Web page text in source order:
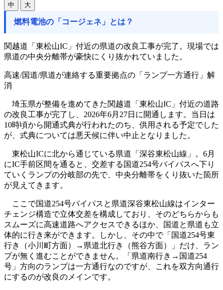
中 大
燃料電池の「コージェネ」とは？
関越道「東松山IC」付近の県道の改良工事が完了。現場では
県道の中央分離帯が豪快にくり抜かれていました。
高速/国道/県道が連絡する重要拠点の「ランプ一方通行」解
消
埼玉県が整備を進めてきた関越道「東松山IC」付近の道路
の改良工事が完了し、2026年6月27日に開通します。当日は
10時頃から開通式典が行われたのち、供用される予定でした
が、式典については悪天候に伴い中止となりました。
東松山ICに北から通じている県道「深谷東松山線」。6月
にIC手前区間を通ると、交差する国道254号バイパスへ下り
ていくランプの分岐部の先で、中央分離帯をくり抜いた箇所
が見えてきます。
ここで国道254号バイパスと県道深谷東松山線はインター
チェンジ構造で立体交差を構成しており、そのどちらからも
スムーズに高速道路へアクセスできるほか、国道と県道も立
体的に行き来ができます。しかし、その中で「国道254号東
行き（小川町方面）→県道北行き（熊谷方面）」だけ、ラン
プが無く進むことができません。「県道南行き→国道254
号」方向のランプは一方通行なのですが、これを双方向通行
にするのが改良のメインです。